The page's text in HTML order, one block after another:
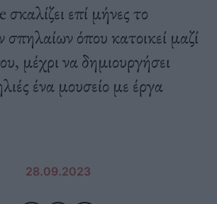
επί μήνες το
σπηλαίων όπου κατοικεί μαζί
μέχρι να δημιουργήσει
ένα μουσείο με έργα
28.09.2023